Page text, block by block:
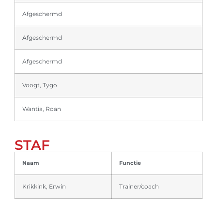
Afgeschermd
Afgeschermd
Afgeschermd
Voogt, Tygo
Wantia, Roan
STAF
Naam Functie
Krikkink, Erwin Trainer/coach